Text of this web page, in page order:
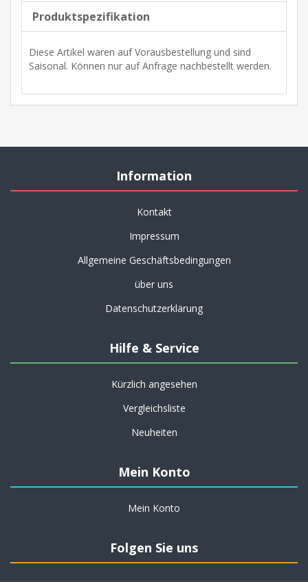
Produktspezifikation
Diese Artikel waren auf Vorausbestellung und sind
Saisonal. Können nur auf Anfrage nachbestellt werden.
Information
Kontakt
Impressum
Allgemeine Geschäftsbedingungen
über uns
Datenschutzerklärung
Hilfe & Service
Kürzlich angesehen
Vergleichsliste
Neuheiten
Mein Konto
Mein Konto
Folgen Sie uns